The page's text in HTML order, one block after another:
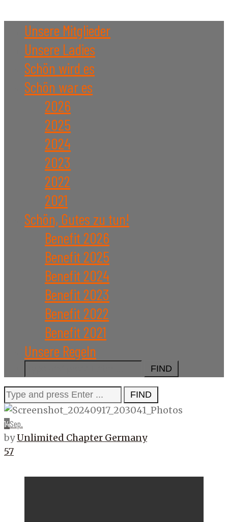
Unsere Mitglieder
Unsere Ladies
Schön wird es
Schön war es
2026
2025
2024
2023
2022
2021
Schön, Gutes zu tun!
Benefit 2026
Benefit 2025
Benefit 2024
Benefit 2023
Benefit 2022
Benefit 2021
Unsere Regeln
for:
Search
for:
14Sep.
byUnlimited Chapter Germany
57